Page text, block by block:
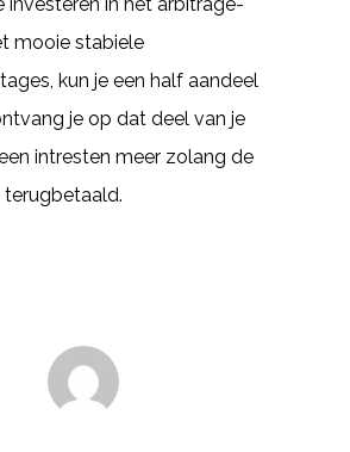
mooie stabiele
kun je een half aandeel
je op dat deel van je
intresten meer zolang de
terugbetaald.